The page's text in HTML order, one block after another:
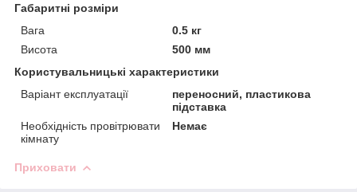
Габаритні розміри
Вага
0.5 кг
Висота
500 мм
Користувальницькі характеристики
Варіант експлуатації
переносний, пластикова
підставка
Необхідність провітрювати
кімнату
Немає
Приховати